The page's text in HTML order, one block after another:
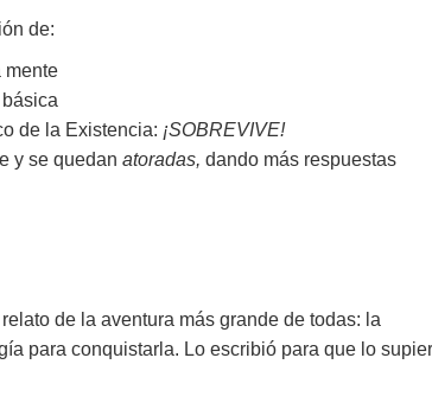
de:
mente
de la Existencia: ¡SOBREVIVE!
y se quedan atoradas, dando más respuestas
de la aventura más grande de todas: la
para conquistarla. Lo escribió para que lo